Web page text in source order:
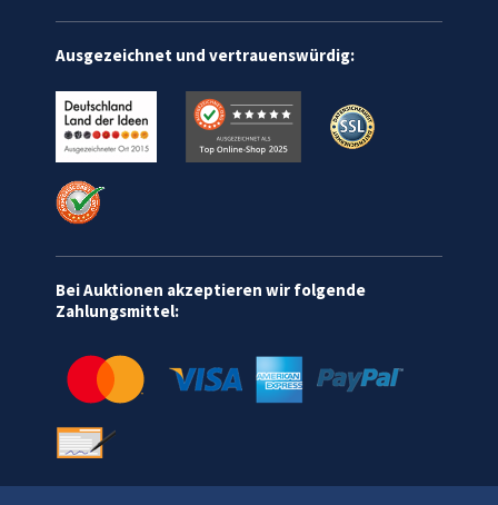
Ausgezeichnet und vertrauenswürdig:
Bei Auktionen akzeptieren wir folgende
Zahlungsmittel: